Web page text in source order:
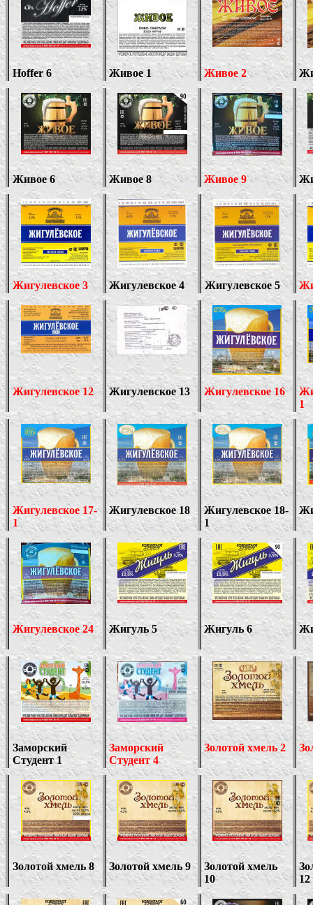
Hoffer6 Живое1 Живое 2
Живое 6 Живое 8 Живое 9
Жигулевское 3 Жигулевское 4 Жигулевское 5
Жигулевское 12 Жигулевское 13 Жигулевское 16
1
Жигулевское 17-
1
Жигулевское 18
Жигулевское 18-
1
Жигулевское 24 Жигуль 5 Жигуль 6
Заморский
Студент 1
Заморский
Студент 4
Золотой хмель 2
Золотой хмель8 Золотой хмель 9
Золотой хмель
10
12